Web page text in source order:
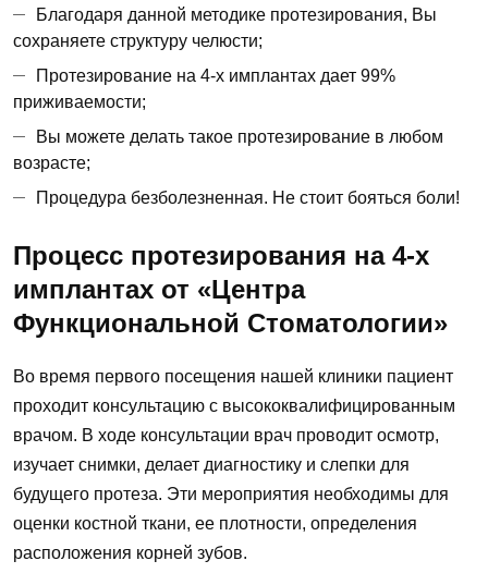
Благодаря данной методике протезирования, Вы
сохраняете структуру челюсти;
Протезирование на 4-х имплантах дает 99%
приживаемости;
Вы можете делать такое протезирование в любом
возрасте;
Процедура безболезненная. Не стоит бояться боли!
Процесс протезирования на 4-х
имплантах от «Центра
Функциональной Стоматологии»
Во время первого посещения нашей клиники пациент
проходит консультацию с высококвалифицированным
врачом. В ходе консультации врач проводит осмотр,
изучает снимки, делает диагностику и слепки для
будущего протеза. Эти мероприятия необходимы для
оценки костной ткани, ее плотности, определения
расположения корней зубов.